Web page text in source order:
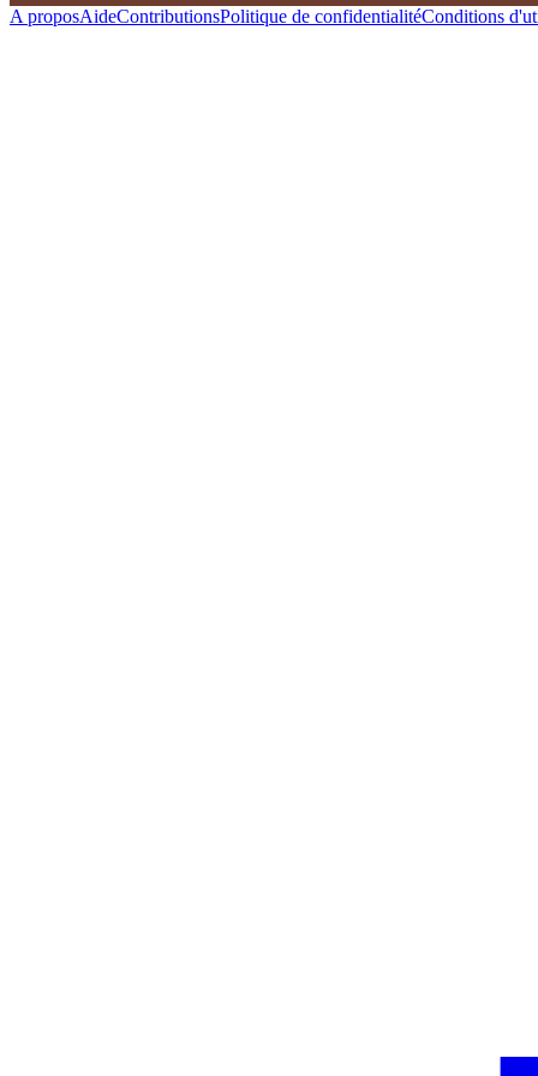
A proposAideContributionsPolitique de confidentialitéConditions